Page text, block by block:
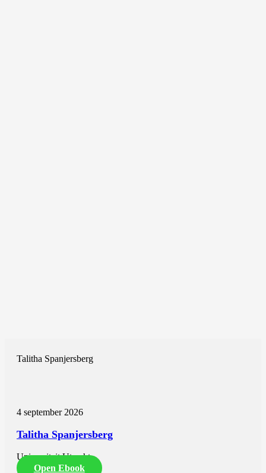
Talitha Spanjersberg
4 september 2026
Talitha Spanjersberg
Universiteit Utrecht
Open Ebook